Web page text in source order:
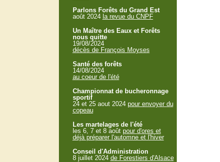
Parlons Forêts du Grand Est
août 2024 la revue du CNPF
Un Maître des Eaux et Forêts
nous quitte
19/08/2024
décès de François Moyses
Santé des forêts
14/08/2024
au coeur de l'été
Championnat de bucheronnage
sportif
24 et 25 aout 2024 pour envoyer du
copeau
Les martelages de l'été
les 6, 7 et 8 août pour d'ores et
déjà préparer l'automne et l'hiver
Conseil d'Administration
8 juillet 2024 de Forestiers d'Alsace